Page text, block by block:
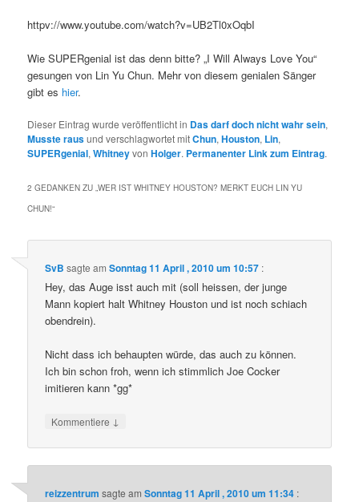
httpv://www.youtube.com/watch?v=UB2Tl0xOqbI
Wie SUPERgenial ist das denn bitte? „I Will Always Love You“
gesungen von Lin Yu Chun. Mehr von diesem genialen Sänger
gibt es hier.
Dieser Eintrag wurde veröffentlicht in Das darf doch nicht wahr sein,
Musste rausund verschlagwortet mitChun,Houston, Lin,
SUPERgenial,WhitneyvonHolger. Permanenter Link zum Eintrag.
2 GEDANKEN ZU „WER IST WHITNEY HOUSTON? MERKT EUCH LIN YU
CHUN!“
SvB sagte amSonntag 11 April , 2010 um 10:57 :
Hey, das Auge isst auch mit (soll heissen, der junge
Mann kopiert halt Whitney Houston und ist noch schiach
obendrein).
Nicht dass ich behaupten würde, das auch zu können.
Ich bin schon froh, wenn ich stimmlich Joe Cocker
imitieren kann *gg*
Kommentiere ↓
reizzentrum sagte amSonntag 11 April , 2010 um 11:34 :